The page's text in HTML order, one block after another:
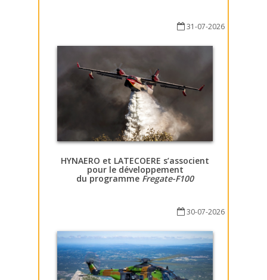
31-07-2026
HYNAERO et LATECOERE s’associent
pour le développement
du programme Fregate-F100
30-07-2026